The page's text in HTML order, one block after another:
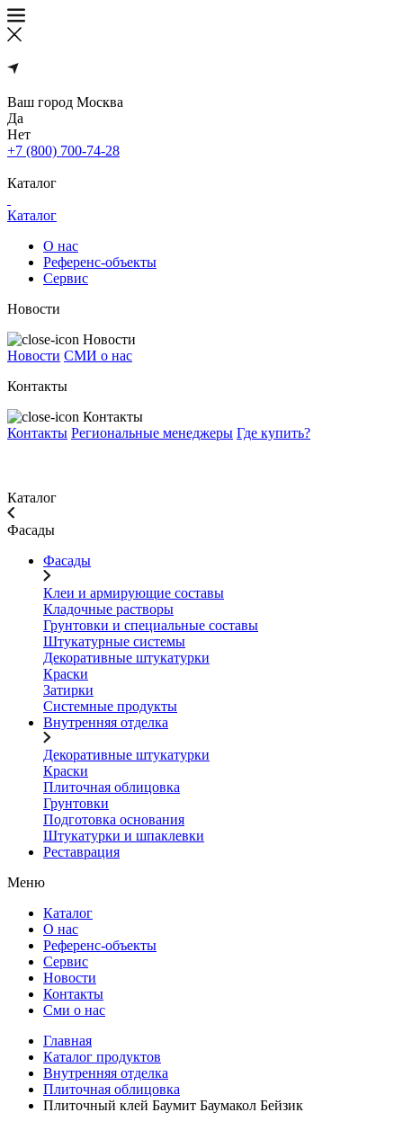
Ваш город Москва
Да
Нет
+7 (800) 700-74-28
Каталог
Каталог
О нас
Референс-объекты
Сервис
Новости
Новости
Новости СМИ о нас
Контакты
Контакты
Контакты Региональные менеджеры Где купить?
Каталог
Фасады
Фасады
Клеи и армирующие составы
Кладочные растворы
Грунтовки и специальные составы
Штукатурные системы
Декоративные штукатурки
Краски
Затирки
Системные продукты
Внутренняя отделка
Декоративные штукатурки
Краски
Плиточная облицовка
Грунтовки
Подготовка основания
Штукатурки и шпаклевки
Реставрация
Меню
Каталог
О нас
Референс-объекты
Сервис
Новости
Контакты
Сми о нас
Главная
Каталог продуктов
Внутренняя отделка
Плиточная облицовка
Плиточный клей Баумит Баумакол Бейзик